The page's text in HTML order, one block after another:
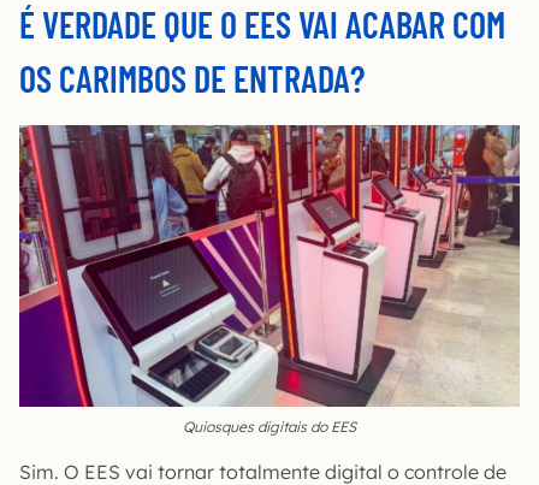
É VERDADE QUE O EES VAI ACABAR COM
OS CARIMBOS DE ENTRADA?
Quiosques digitais do EES
Sim. O EES vai tornar totalmente digital o controle de